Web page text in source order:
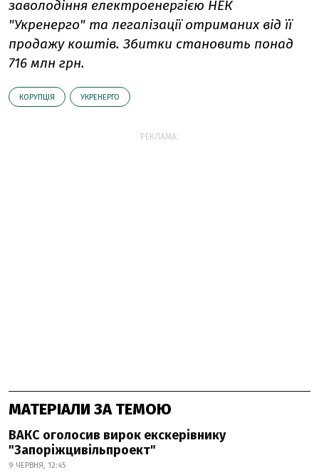
заволодіння електроенергією НЕК
"Укренерго" та легалізації отриманих від її
продажу коштів. Збитки становить понад
716 млн грн.
КОРУПЦІЯ УКРЕНЕРГО
РЕКЛАМА:
МАТЕРІАЛИ ЗА ТЕМОЮ
ВАКС оголосив вирок екскерівнику
"Запоріжцивільпроект"
9 ЧЕРВНЯ, 12:45